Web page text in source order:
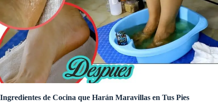
Ingredientes de Cocina que Harán Maravillas en Tus Pies